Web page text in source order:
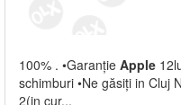
100% . •Garanție Apple
schimburi •Ne găsiți in Cluj
2(in cur...